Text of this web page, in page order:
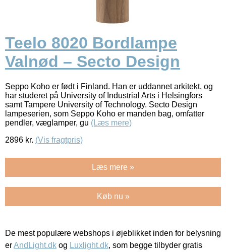
Teelo 8020 Bordlampe
Valnød – Secto Design
Seppo Koho er født i Finland. Han er uddannet arkitekt, og
har studeret på University of Industrial Arts i Helsingfors
samt Tampere University of Technology. Secto Design
lampeserien, som Seppo Koho er manden bag, omfatter
pendler, væglamper, gu (Læs mere)
2896 kr. (Vis fragtpris)
Læs mere »
Køb nu »
De mest populære webshops i øjeblikket inden for belysning
erAndLight.dk og Luxlight.dk, som begge tilbyder gratis